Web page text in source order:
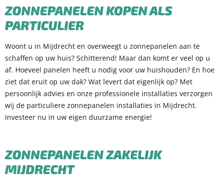
ZONNEPANELEN KOPEN ALS
PARTICULIER
Woont u in Mijdrecht en overweegt u zonnepanelen aan te
schaffen op uw huis? Schitterend! Maar dan komt er veel op u
af. Hoeveel panelen heeft u nodig voor uw huishouden? En hoe
ziet dat eruit op uw dak? Wat levert dat eigenlijk op? Met
persoonlijk advies en onze professionele installaties verzorgen
wij de particuliere zonnepanelen installaties in Mijdrecht.
Investeer nu in uw eigen duurzame energie!
ZONNEPANELEN ZAKELIJK
MIJDRECHT